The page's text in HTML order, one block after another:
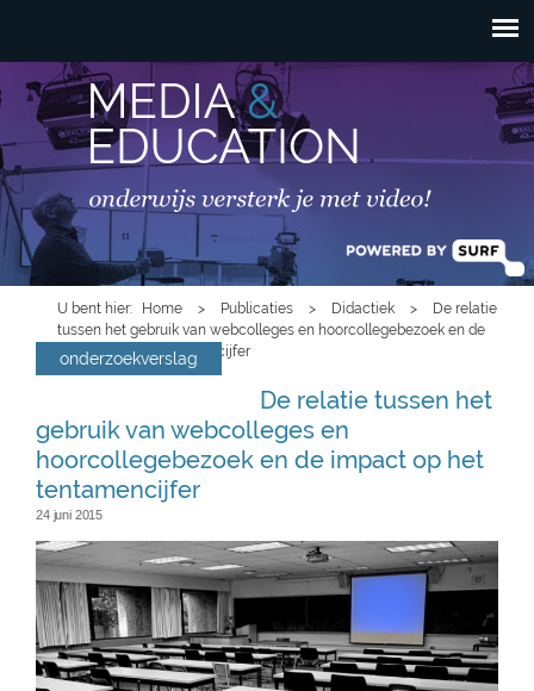
Overslaan en naar de
inhoud gaan
HOOFDMENU
U bent hier Home > Publicaties > Didactiek >
De relatie
tussen het gebruik van webcolleges en hoorcollegebezoek en de
impact op het tentamencijfer
onderzoekverslag
De relatie tussen het
gebruik van webcolleges en
hoorcollegebezoek en de impact op het
tentamencijfer
24 juni 2015
legecollegezaal.jpg